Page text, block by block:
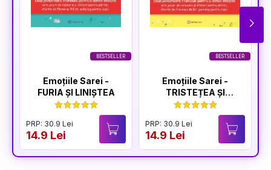
BESTSELLER
Emoțiile Sarei -
FURIA ȘI LINIȘTEA
PRP: 30.9 Lei
14.9 Lei
BESTSELLER
Emoțiile Sarei -
TRISTEȚEA ȘI
BUCURIA
PRP: 30.9 Lei
14.9 Lei